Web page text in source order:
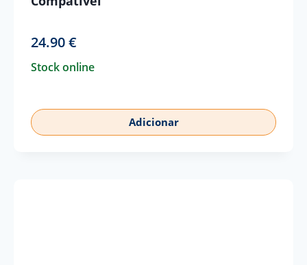
24.90€
Stock online
Adicionar